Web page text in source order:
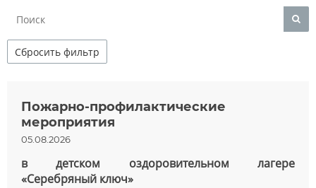
Сбросить фильтр
Пожарно-профилактические
мероприятия
05.08.2026
в детском оздоровительном лагере
«Серебряный ключ»